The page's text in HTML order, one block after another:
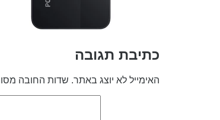
כתיבת תגובה
האימייל לא יוצג באתר. שדות החובה